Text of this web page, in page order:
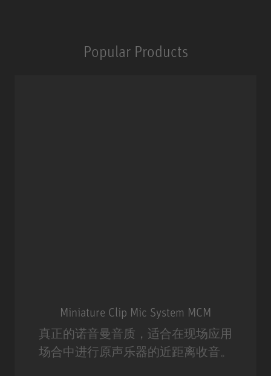
Popular Products
Miniature Clip Mic System MCM
真正的诺音曼音质，适合在现场应用
场合中进行原声乐器的近距离收音。